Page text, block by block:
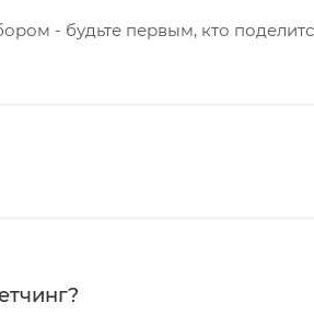
- будьте первым, кто